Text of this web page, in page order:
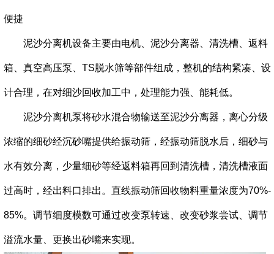
便捷
泥沙分离机设备主要由电机、泥沙分离器、清洗槽、返料
箱、真空高压泵、TS脱水筛等部件组成，整机的结构紧凑、设
计合理，在对细沙回收加工中，处理能力强、能耗低。
泥沙分离机泵将砂水混合物输送至泥沙分离器，离心分级
浓缩的细砂经沉砂嘴提供给振动筛，经振动筛脱水后，细砂与
水有效分离，少量细砂等经返料箱再回到清洗槽，清洗槽液面
过高时，经出料口排出。直线振动筛回收物料重量浓度为70%-
85%。调节细度模数可通过改变泵转速、改变砂浆尝试、调节
溢流水量、更换出砂嘴来实现。